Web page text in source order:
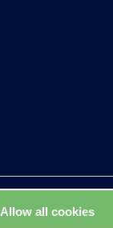
Allow all cookies